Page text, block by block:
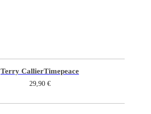
Terry CallierTimepeace
29,90 €